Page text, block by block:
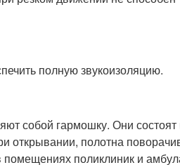
полную звукоизоляцию.
собой гармошку. Они состоят
открывании, полотна
помещениях поликлиник и